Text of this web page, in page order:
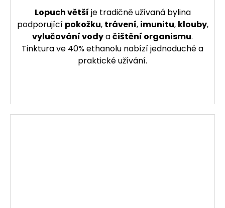
Lopuch větší je tradičně užívaná bylina
podporující pokožku, trávení, imunitu, klouby,
vylučování vodyačištění organismu.
Tinktura ve 40% ethanolu nabízí jednoduché a
praktické užívání.